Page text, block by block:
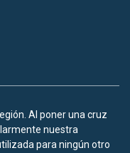
Al poner una cruz
nuestra
para ningún otro